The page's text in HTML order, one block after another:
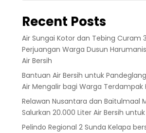
Recent Posts
Air Sungai Kotor dan Tebing Curam
Perjuangan Warga Dusun
Air Bersih
Bantuan Air Bersih untuk
Air Mengalir bagi Warga Terdampak
Relawan Nusantara dan Baitulmaal
Salurkan 20.000 Liter Air Bersih
Pelindo Regional 2 Sunda Kelapa